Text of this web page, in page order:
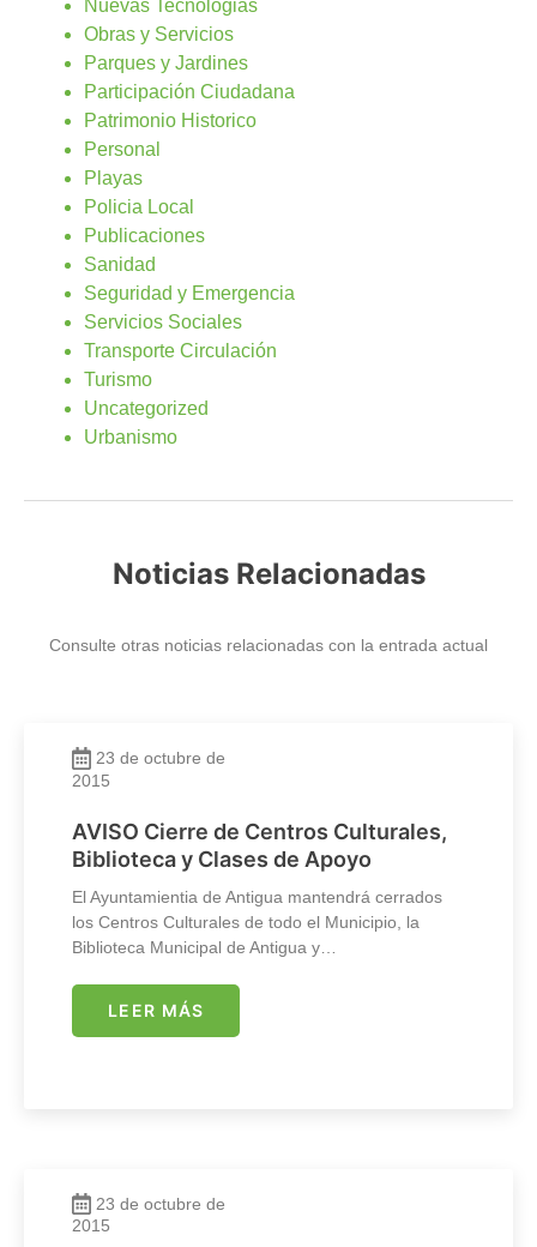
Nuevas Tecnologias
Obras y Servicios
Parques y Jardines
Participación Ciudadana
Patrimonio Historico
Personal
Playas
Policia Local
Publicaciones
Sanidad
Seguridad y Emergencia
Servicios Sociales
Transporte Circulación
Turismo
Uncategorized
Urbanismo
Noticias Relacionadas
Consulte otras noticias relacionadas con la entrada actual
23 de octubre de
2015
AVISO Cierre de Centros Culturales,
Biblioteca y Clases de Apoyo
El Ayuntamientia de Antigua mantendrá cerrados
los Centros Culturales de todo el Municipio, la
Biblioteca Municipal de Antigua y…
LEER MÁS
23 de octubre de
2015